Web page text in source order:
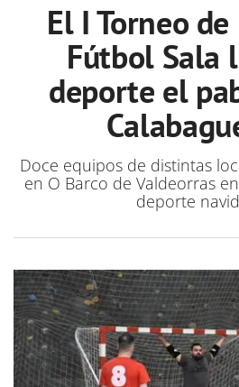
El I Torneo
Fútbol Sala
deporte el
Doce equipos de distintas
en O Barco de Valdeorras
deporte